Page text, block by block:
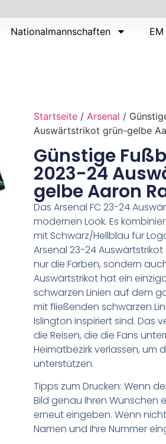
Nationalmannschaften
Startseite / Arsenal /
Auswärtstrikot grün-gelbe
Günstige
2023-24
gelbe Aaron
Das Arsenal FC 23-24
modernen Look. Es
mit Schwarz/Hellblau für
Arsenal 23-24
nur die Farben, sondern
Auswärtstrikot hat ein
schwarzen Linien auf dem
mit fließenden schwarzen
Islington inspiriert sind. Das
die Reisen, die die Fans
Heimatbezirk verlassen, um
unterstützen.
Tipps zum Drucken: Wenn
Bild genau Ihren Wünschen
erneut eingeben. Wenn
Namen und Ihre Nummer